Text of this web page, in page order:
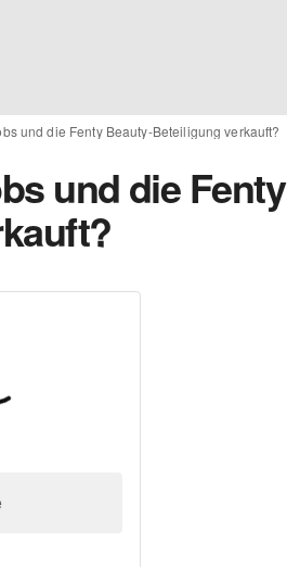
und die Fenty Beauty-Beteiligung verkauft?
und die Fenty